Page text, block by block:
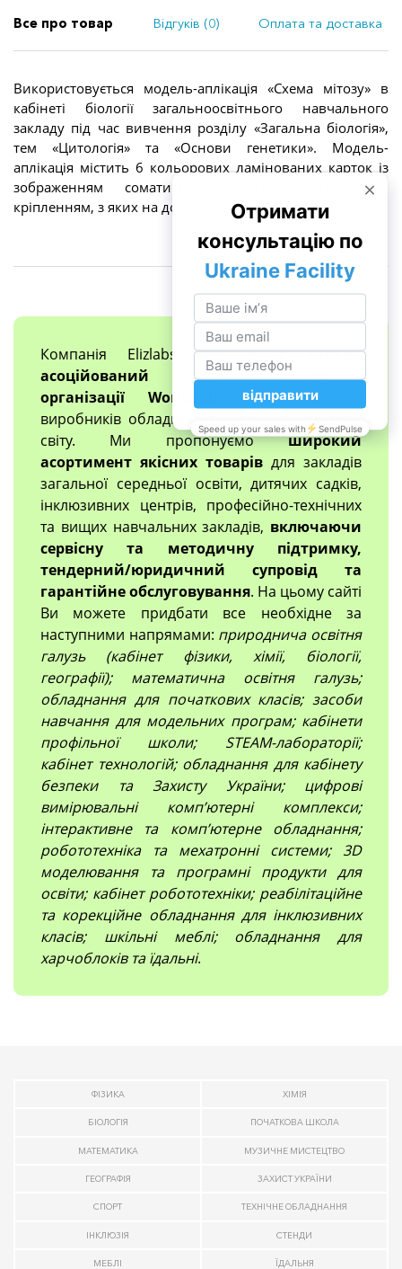
Все про товар Відгуків (0) Оплата та доставка
Використовується модель-аплікація «Схема мітозу» в
кабінеті біології загальноосвітнього навчального
закладу під час вивчення розділу «Загальна біологія»,
тем «Цитологія» та «Основи генетики». Модель-
аплікація містить 6 кольорових ламінованих карток із
зображенням соматичних клітин з магнітним
кріпленням, з яких на дошці монтується схема мітозу.
Компанія Elizlabsєдиний в Україні
асоційований член міжнародної
організації Worlddidac
, яка об'єднує
виробників обладнання для освіти з усього
світу. Ми пропонуємоширокий
асортимент якісних товарів для закладів
загальної середньої освіти, дитячих садків,
інклюзивних центрів, професійно-технічних
та вищих навчальних закладів, включаючи
сервісну та методичну підтримку,
тендерний/юридичний супровід та
гарантійне обслуговування. На цьому сайті
Ви можете придбати все необхідне за
наступними напрямами: природнича освітня
галузь (кабінет фізики, хімії, біології,
географії); математична освітня галузь;
обладнання для початкових класів; засоби
навчання для модельних програм; кабінети
профільної школи; STEAM-лабораторії;
кабінет технологій; обладнання для кабінету
безпеки та Захисту України; цифрові
вимірювальні компʼютерні комплекси;
інтерактивне та комп’ютерне обладнання;
робототехніка та мехатронні системи; 3D
моделювання та програмні продукти для
освіти; кабінет робототехніки; реабілітаційне
та корекційне обладнання для інклюзивних
класів; шкільні меблі; обладнання для
харчоблоків та їдальні.
ФІЗИКА ХІМІЯ
БІОЛОГІЯ ПОЧАТКОВА ШКОЛА
МАТЕМАТИКА МУЗИЧНЕ МИСТЕЦТВО
ГЕОГРАФІЯ ЗАХИСТ УКРАЇНИ
СПОРТ ТЕХНІЧНЕ ОБЛАДНАННЯ
ІНКЛЮЗІЯ СТЕНДИ
МЕБЛІ ЇДАЛЬНЯ